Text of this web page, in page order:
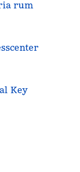
rum
Key